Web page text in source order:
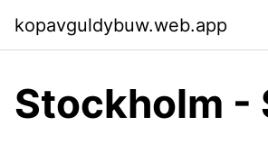
kopavguldybuw.web.app
Stockholm -